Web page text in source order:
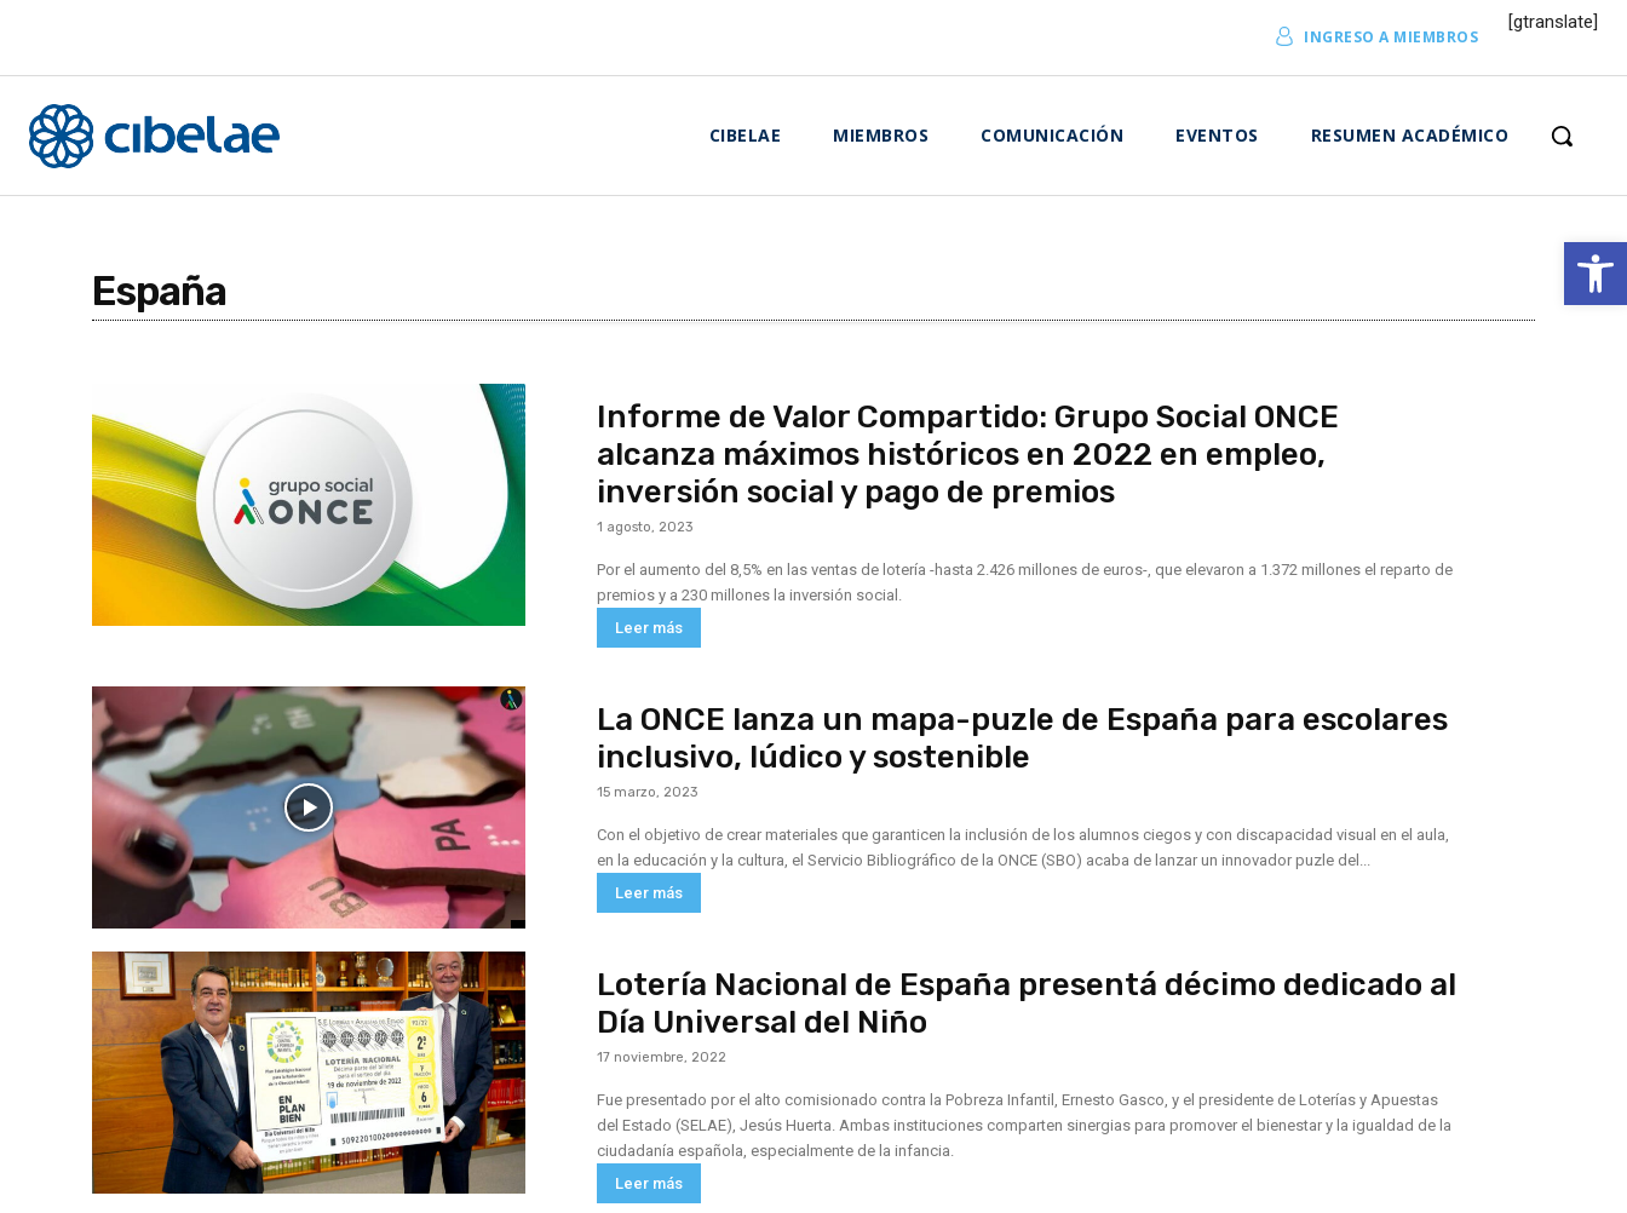
Abrir
INGRESO A MIEMBROS
[gtranslate]
CIBELAE MIEMBROS COMUNICACIÓN EVENTOS RESUMEN ACADÉMICO
España
Informe de Valor Compartido: Grupo Social ONCE
alcanza máximos históricos en 2022 en empleo,
inversión social y pago de premios
1 agosto, 2023
Por el aumento del 8,5% en las ventas de lotería -hasta 2.426 millones de euros-, que elevaron a 1.372 millones el reparto de
premios y a 230 millones la inversión social.
Leer más
La ONCE lanza un mapa-puzle de España para escolares
inclusivo, lúdico y sostenible
15 marzo, 2023
Con el objetivo de crear materiales que garanticen la inclusión de los alumnos ciegos y con discapacidad visual en el aula,
en la educación y la cultura, el Servicio Bibliográfico de la ONCE (SBO) acaba de lanzar un innovador puzle del...
Leer más
Lotería Nacional de España presentá décimo dedicado al
Día Universal del Niño
17 noviembre, 2022
Fue presentado por el alto comisionado contra la Pobreza Infantil, Ernesto Gasco, y el presidente de Loterías y Apuestas
del Estado (SELAE), Jesús Huerta. Ambas instituciones comparten sinergias para promover el bienestar y la igualdad de la
ciudadanía española, especialmente de la infancia.
Leer más